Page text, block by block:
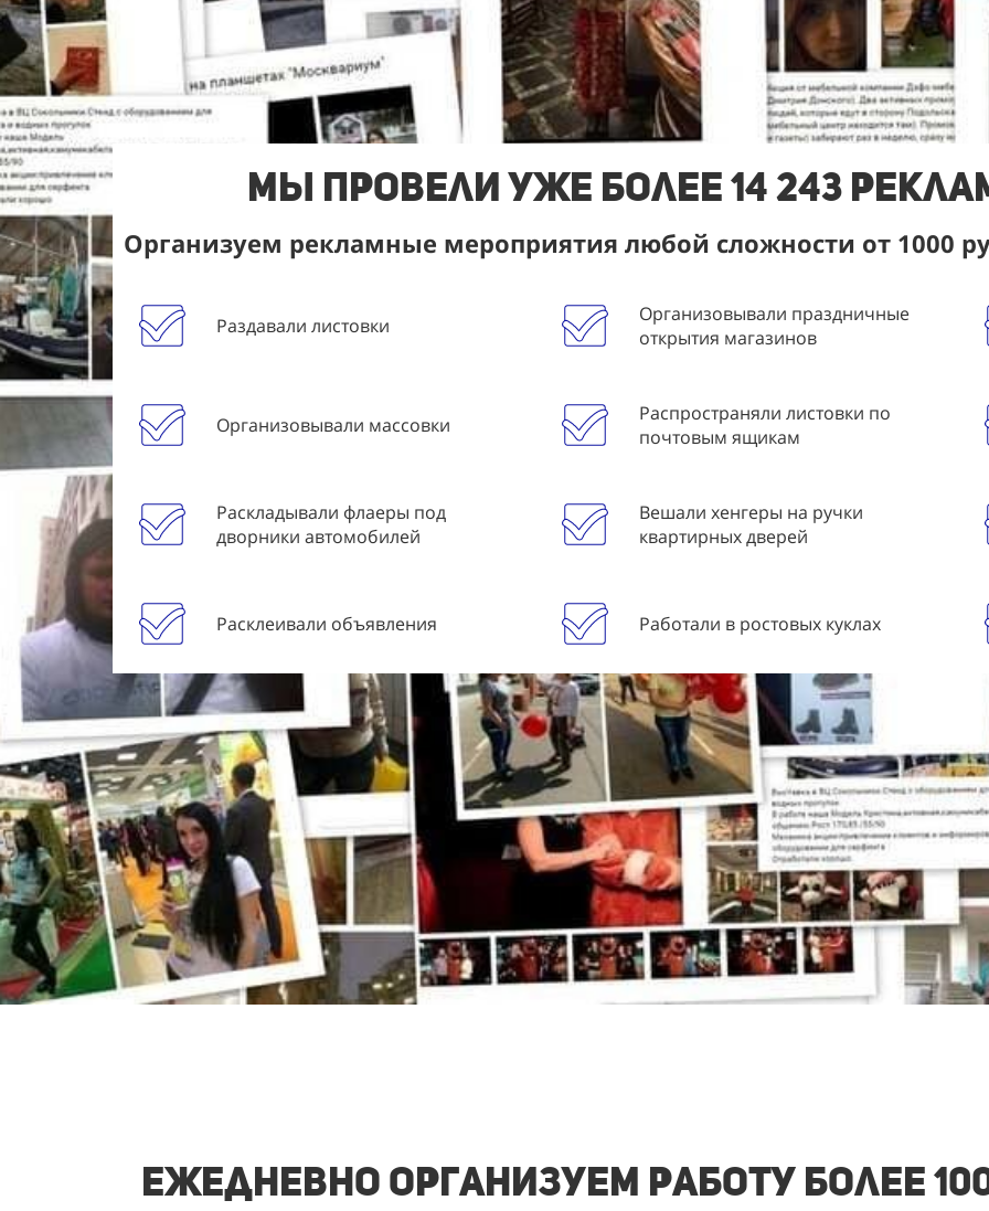
Мы Провели уже более 14 243
Организуем рекламные мероприятия любой сложности от 1000
Раздавали листовки
Организовывали праздничные
открытия магазинов
Организовывали массовки
Распространяли листовки по
почтовым ящикам
Раскладывали флаеры под
дворники автомобилей
Вешали хенгеры на ручки
квартирных дверей
Расклеивали объявления Работали в ростовых куклах
Ежедневно организуем работу более